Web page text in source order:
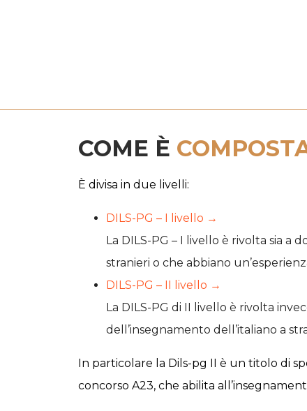
COME È
È divisa in due livelli:
DILS-PG – I livello →
La DILS-PG – I livello è rivolta sia a
stranieri o che abbiano
DILS-PG – II livello →
La DILS-PG di II livello è rivolta
dell’insegnamento dell’italiano a
In particolare la Dils-pg II è un titolo di
concorso A23, che abilita